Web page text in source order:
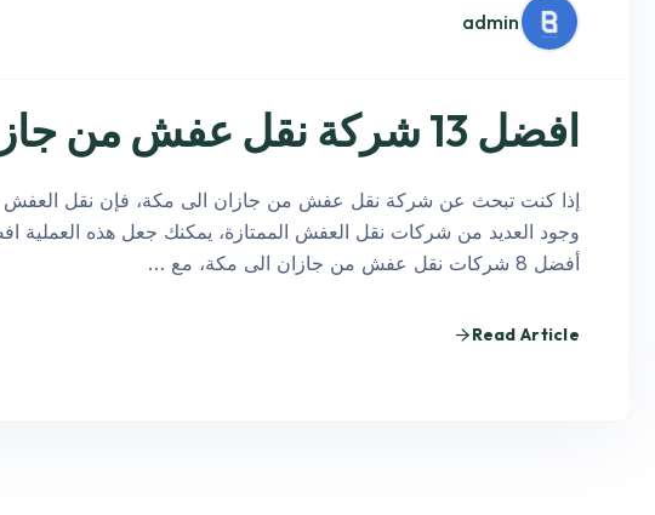
admin
افضل 13 شركة نقل عفش من جازان الى مكة
إذا كنت تبحث عن شركة نقل عفش من جازان الى مكة، فإن نقل العفش
وجود العديد من شركات نقل العفش الممتازة، يمكنك جعل هذه العملية
أفضل 8 شركات نقل عفش من جازان الى مكة، مع …
Read Article